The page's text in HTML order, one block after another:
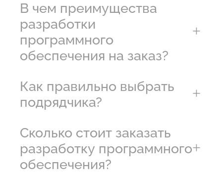
В чем преимущества
разработки
программного
обеспечения на заказ?
Как правильно выбрать
подрядчика?
Сколько стоит заказать
разработку программного
обеспечения?